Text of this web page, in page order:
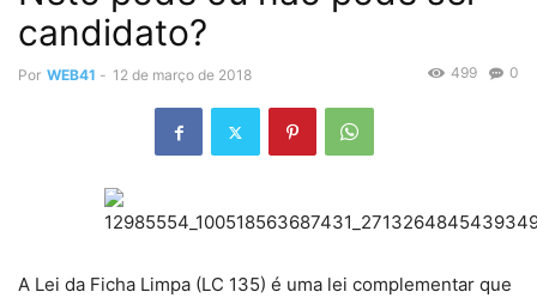
candidato?
Por WEB41 - 12 de março de 2018 0
499
A Lei da Ficha Limpa (LC 135) é uma lei complementar que